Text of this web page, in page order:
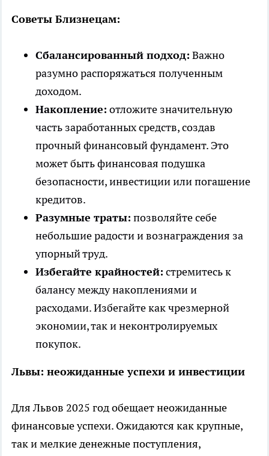
Советы Близнецам:
Сбалансированный подход: Важно
разумно распоряжаться полученным
доходом.
Накопление: отложите значительную
часть заработанных средств, создав
прочный финансовый фундамент. Это
может быть финансовая подушка
безопасности, инвестиции или погашение
кредитов.
Разумные траты: позволяйте себе
небольшие радости и вознаграждения за
упорный труд.
Избегайте крайностей: стремитесь к
балансу между накоплениями и
расходами. Избегайте как чрезмерной
экономии, так и неконтролируемых
покупок.
Львы: неожиданные успехи и инвестиции
Для Львов 2025 год обещает неожиданные
финансовые успехи. Ожидаются как крупные,
так и мелкие денежные поступления,